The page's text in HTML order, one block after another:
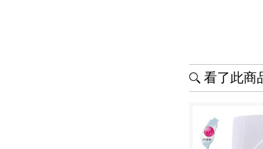
看了此商